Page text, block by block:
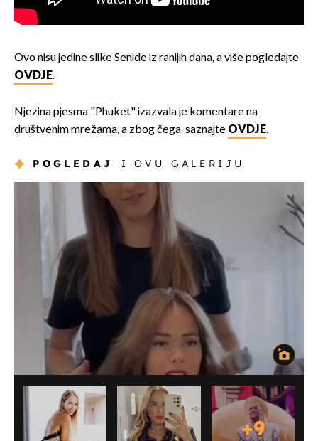
Ovo nisu jedine slike Senide iz ranijih dana, a više pogledajte
OVDJE.
Njezina pjesma "Phuket" izazvala je komentare na
društvenim mrežama, a zbog čega, saznajte OVDJE.
POGLEDAJ I OVU GALERIJU
+9